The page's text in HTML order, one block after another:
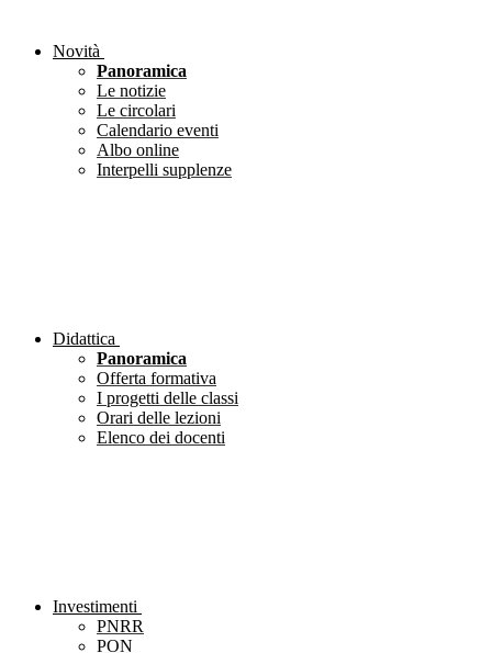
Novità
Panoramica
Le notizie
Le circolari
Calendario eventi
Albo online
Interpelli supplenze
Didattica
Panoramica
Offerta formativa
I progetti delle classi
Orari delle lezioni
Elenco dei docenti
Investimenti
PNRR
PON